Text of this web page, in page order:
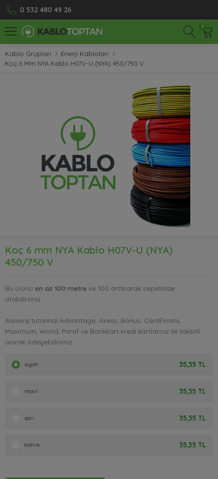
0 532 480 49 26
0
Kablo Grupları Enerji Kabloları
Koç 6 Mm NYA Kablo H07V-U (NYA) 450/750 V
Koç 6 mm NYA Kablo H07V-U (NYA)
450/750 V
Bu ürünü en az 100 metre ve 100 arttırarak sepetinize
atabilirsiniz.
Alışveriş tutarınızı Advantage, Axess, Bonus, CardFinans,
Maximum, World, Paraf ve Bankkart kredi kartlarınız ile taksitli
olarak ödeyebilirsiniz.
siyah 35,35 TL
mavi 35,35 TL
sarı 35,35 TL
kahve 35,35 TL